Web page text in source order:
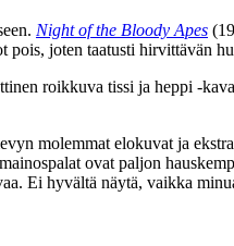
Night of the Bloody Apes
pois, joten taatusti hirvittävän
roikkuva tissi ja heppi
molemmat elokuvat ja
ovat paljon
Ei hyvältä näytä, vaikka